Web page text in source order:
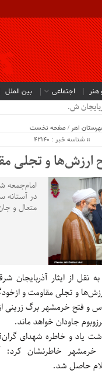
اجتماعی بین الملل
شرقی و .
اهر /صفحه نخست
شناسه خبر : 42140
ارزش‌ها و تجلی
امام‌جمعه
در آستانه
متعال و
به نقل از ایثار آذربایجان
و تجلی مقاومت و
و فتح خرمشهر برگ
جاودان خواهد ماند.
یاد و خاطره شهدای
خرمشهر خاطرنشان
حاصل شد.